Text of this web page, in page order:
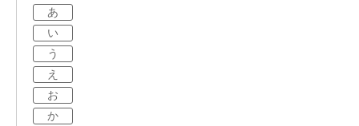
あ
い
う
え
お
か